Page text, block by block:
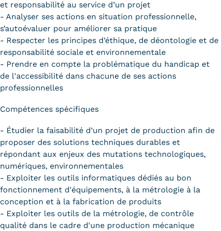
et responsabilité au service d’un projet
- Analyser ses actions en situation professionnelle,
s’autoévaluer pour améliorer sa pratique
- Respecter les principes d’éthique, de déontologie et de
responsabilité sociale et environnementale
- Prendre en compte la problématique du handicap et
de l'accessibilité dans chacune de ses actions
professionnelles
Compétences spécifiques
- Étudier la faisabilité d’un projet de production afin de
proposer des solutions techniques durables et
répondant aux enjeux des mutations technologiques,
numériques, environnementales
- Exploiter les outils informatiques dédiés au bon
fonctionnement d'équipements, à la métrologie à la
conception et à la fabrication de produits
- Exploiter les outils de la métrologie, de contrôle
qualité dans le cadre d'une production mécanique